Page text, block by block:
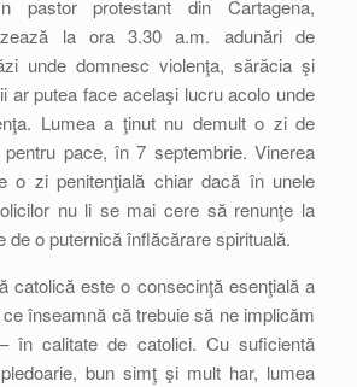
pastor protestant din Cartagena,
la ora 3.30 a.m. adunări de
unde domnesc violenţa, sărăcia şi
ar putea face acelaşi lucru acolo unde
Lumea a ţinut nu demult o zi de
pace, în 7 septembrie. Vinerea
o zi penitenţială chiar dacă în unele
nu li se mai cere să renunţe la
de o puternică înflăcărare spirituală.
catolică este o consecinţă esenţială a
înseamnă că trebuie să ne implicăm
în calitate de catolici. Cu suficientă
bun simţ şi mult har, lumea